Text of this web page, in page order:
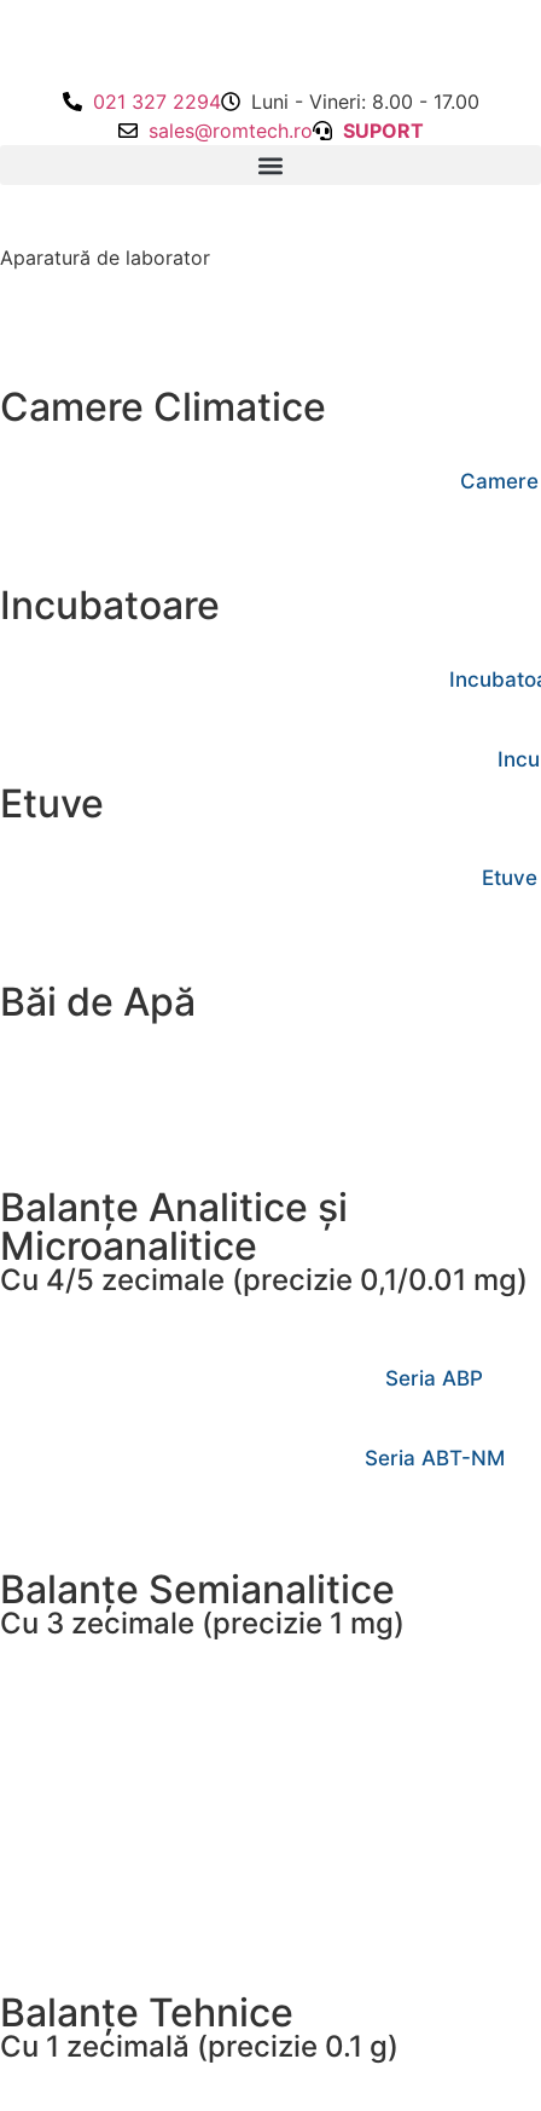
021 327 2294
Luni - Vineri: 8.00 - 17.00
sales@romtech.ro
SUPORT
Aparatură de laborator
Camere Climatice
Incubatoare
Etuve
Băi de Apă
Balanțe Analitice și
Microanalitice
Cu 4/5 zecimale (precizie 0,1/0.01 mg)
Seria ABP
Seria ABT-NM
Balanțe Semianalitice
Cu 3 zecimale (precizie 1 mg)
Balanțe Tehnice
Cu 1 zecimală (precizie 0.1 g)